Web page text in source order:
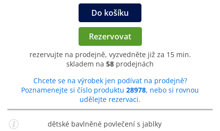
Do košíku
Rezervovat
rezervujte na prodejně, vyzvedněte již za 15 min.
skladem na 58 prodejnách
Chcete se na výrobek jen podívat na prodejně?
Poznamenejte si číslo produktu 28978, nebo si rovnou
udělejte rezervaci.
dětské bavlněné povlečení s jablky